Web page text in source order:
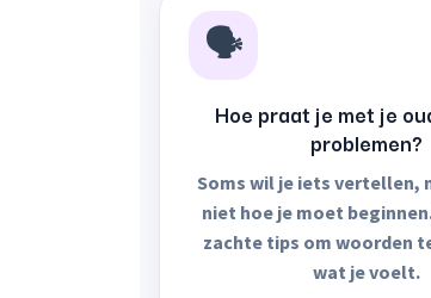
🗣️
Hoe praat je met je
problemen?
Soms wil je iets vertellen,
niet hoe je moet
zachte tips om woorden
wat je voelt.